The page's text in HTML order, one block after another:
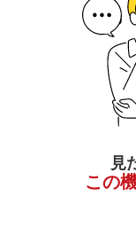
見
この